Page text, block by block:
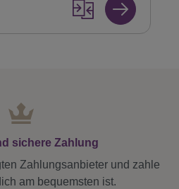
sichere Zahlung
Zahlungsanbieter und zahle
am bequemsten ist.